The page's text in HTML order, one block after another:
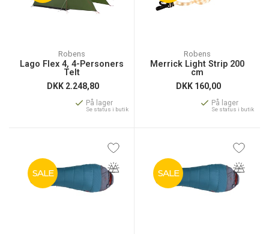
Robens
Lago Flex 4, 4-Personers
Telt
DKK 2.248,80
På lager
Se status i butik
Robens
Merrick Light Strip 200
cm
DKK 160,00
På lager
Se status i butik
SALE SALE